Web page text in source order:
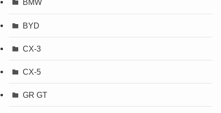
BMW
BYD
CX-3
CX-5
GR GT